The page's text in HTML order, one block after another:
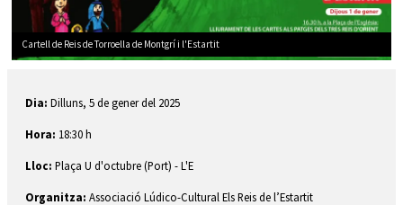
Cartell de Reis de Torroella de Montgrí i l'Estartit
Dia: Dilluns, 5 de gener del 2025
Hora: 18:30 h
Lloc: Plaça U d'octubre (Port) - L'E
Organitza: Associació Lúdico-Cultural Els Reis de l’Estartit